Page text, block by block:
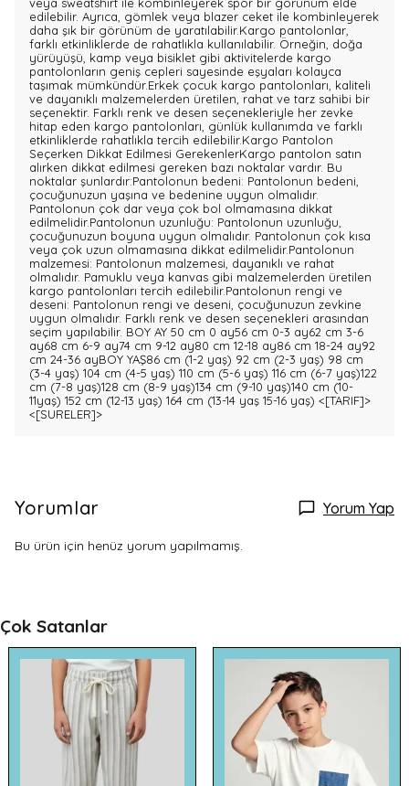
edilebilir. Ayrıca, gömlek veya blazer ceket ile kombinleyerek
daha şık bir görünüm de yaratılabilir.Kargo pantolonlar,
farklı etkinliklerde de rahatlıkla kullanılabilir. Örneğin, doğa
yürüyüşü, kamp veya bisiklet gibi aktivitelerde kargo
pantolonların geniş cepleri sayesinde eşyaları kolayca
taşımak mümkündür.Erkek çocuk kargo pantolonları, kaliteli
ve dayanıklı malzemelerden üretilen, rahat ve tarz sahibi bir
seçenektir. Farklı renk ve desen seçenekleriyle her zevke
hitap eden kargo pantolonları, günlük kullanımda ve farklı
etkinliklerde rahatlıkla tercih edilebilir.Kargo Pantolon
Seçerken Dikkat Edilmesi GerekenlerKargo pantolon satın
alırken dikkat edilmesi gereken bazı noktalar vardır. Bu
noktalar şunlardır:Pantolonun bedeni: Pantolonun bedeni,
çocuğunuzun yaşına ve bedenine uygun olmalıdır.
Pantolonun çok dar veya çok bol olmamasına dikkat
edilmelidir.Pantolonun uzunluğu: Pantolonun uzunluğu,
çocuğunuzun boyuna uygun olmalıdır. Pantolonun çok kısa
veya çok uzun olmamasına dikkat edilmelidir.Pantolonun
malzemesi: Pantolonun malzemesi, dayanıklı ve rahat
olmalıdır. Pamuklu veya kanvas gibi malzemelerden üretilen
kargo pantolonları tercih edilebilir.Pantolonun rengi ve
deseni: Pantolonun rengi ve deseni, çocuğunuzun zevkine
uygun olmalıdır. Farklı renk ve desen seçenekleri arasından
seçim yapılabilir. BOY AY 50 cm 0 ay56 cm 0-3 ay62 cm 3-6
ay68 cm 6-9 ay74 cm 9-12 ay80 cm 12-18 ay86 cm 18-24 ay92
cm 24-36 ayBOY YAŞ86 cm (1-2 yaş) 92 cm (2-3 yaş) 98 cm
(3-4 yaş) 104 cm (4-5 yaş) 110 cm (5-6 yaş) 116 cm (6-7 yaş)122
cm (7-8 yaş)128 cm (8-9 yaş)134 cm (9-10 yaş)140 cm (10-
11yaş) 152 cm (12-13 yaş) 164 cm (13-14 yaş 15-16 yaş) <[TARIF]>
<[SURELER]>
Yorumlar Yorum Yap
Bu ürün için henüz yorum yapılmamış.
Çok Satanlar